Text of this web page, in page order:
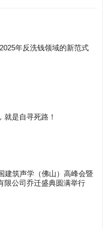
年反洗钱领域的新范式
就是自寻死路！
建筑声学（佛山）高峰会暨
限公司乔迁盛典圆满举行